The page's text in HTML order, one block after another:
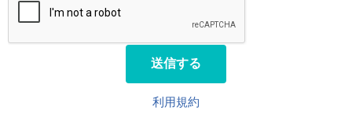
送信する
利用規約